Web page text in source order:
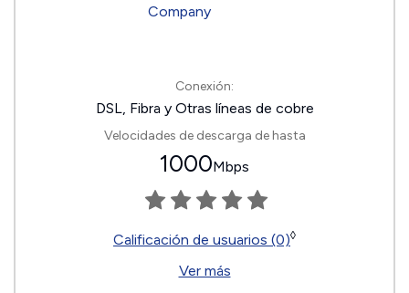
Conexión:
DSL, Fibra y Otras líneas de cobre
Velocidades de descarga de hasta
1000Mbps
Calificación de usuarios (0)◊
Ver más